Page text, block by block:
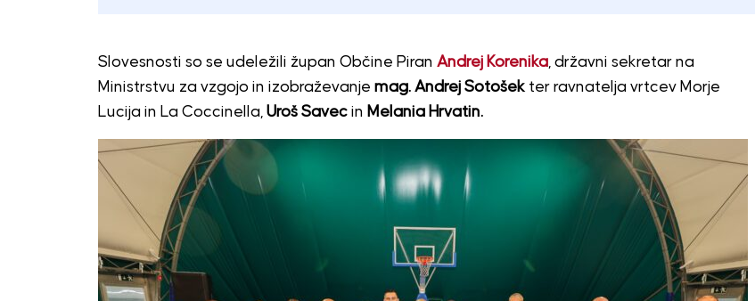
Slovesnosti so se udeležili župan Občine Piran Andrej Korenika, državni sekretar na
Ministrstvu za vzgojo in izobraževanje mag. Andrej Sotošekter ravnatelja vrtcev Morje
Lucija in La Coccinella, Uroš Savecin Melania Hrvatin.